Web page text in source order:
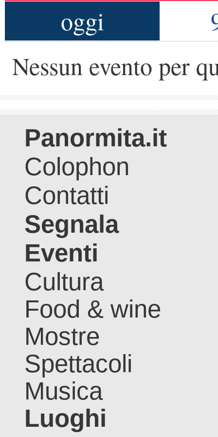
oggi
Nessun evento per
Panormita.it
Colophon
Contatti
Segnala
Eventi
Cultura
Food & wine
Mostre
Spettacoli
Musica
Luoghi